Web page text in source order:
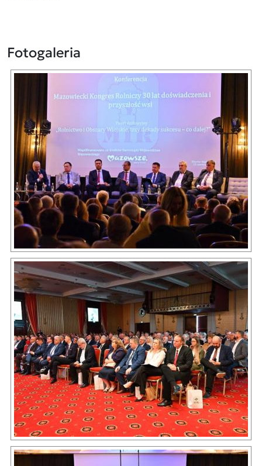
Fotogaleria